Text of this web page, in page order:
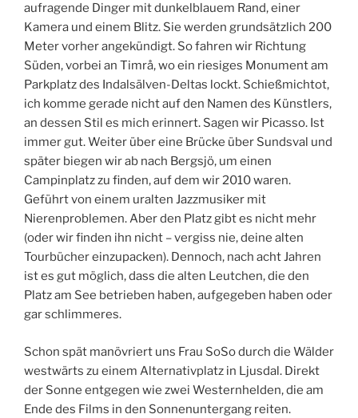
aufragende Dinger mit dunkelblauem Rand, einer
Kamera und einem Blitz. Sie werden grundsätzlich 200
Meter vorher angekündigt. So fahren wir Richtung
Süden, vorbei an Timrå, wo ein riesiges Monument am
Parkplatz des Indalsälven-Deltas lockt. Schießmichtot,
ich komme gerade nicht auf den Namen des Künstlers,
an dessen Stil es mich erinnert. Sagen wir Picasso. Ist
immer gut. Weiter über eine Brücke über Sundsval und
später biegen wir ab nach Bergsjö, um einen
Campinplatz zu finden, auf dem wir 2010 waren.
Geführt von einem uralten Jazzmusiker mit
Nierenproblemen. Aber den Platz gibt es nicht mehr
(oder wir finden ihn nicht – vergiss nie, deine alten
Tourbücher einzupacken). Dennoch, nach acht Jahren
ist es gut möglich, dass die alten Leutchen, die den
Platz am See betrieben haben, aufgegeben haben oder
gar schlimmeres.
Schon spät manövriert uns Frau SoSo durch die Wälder
westwärts zu einem Alternativplatz in Ljusdal. Direkt
der Sonne entgegen wie zwei Westernhelden, die am
Ende des Films in den Sonnenuntergang reiten.